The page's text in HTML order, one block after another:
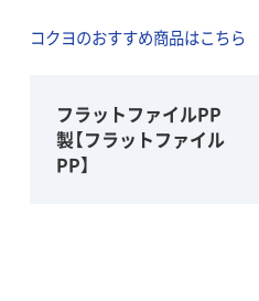
コクヨのおすすめ商品はこちら
フラットファイルPP
製【フラットファイル
PP】